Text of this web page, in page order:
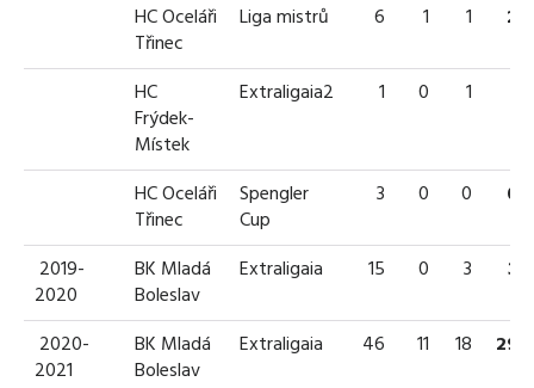
HC Oceláři
Třinec
Liga mistrů 6 1 1 2
HC
Frýdek-
Místek
Extraligaia2 1 0 1
HC Oceláři
Třinec
Spengler
Cup
3 0 0 0
2019-
2020
BK Mladá
Boleslav
Extraligaia 15 0 3 3
2020-
2021
BK Mladá
Boleslav
Extraligaia 46 11 18 29